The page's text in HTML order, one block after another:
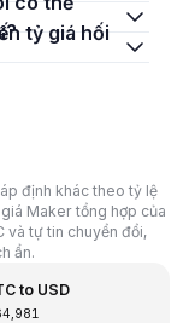
định khác theo tỷ lệ
Maker tổng hợp của
và tự tin chuyển đổi,
ẩn.
to USD